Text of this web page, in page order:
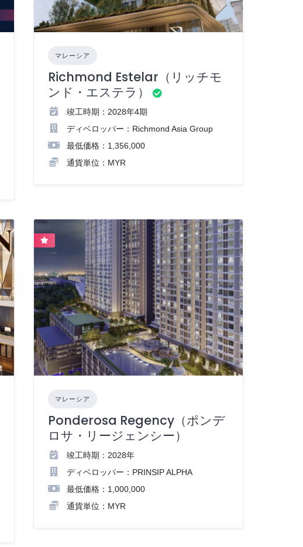
マレーシア
Richmond Estelar（リッチモ
ンド・エステラ）
竣工時期：2028年4期
ディベロッパー：Richmond Asia Group
最低価格：1,356,000
通貨単位：MYR
マレーシア
Ponderosa Regency（ポンデ
ロサ・リージェンシー）
竣工時期：2028年
ディベロッパー：PRINSIP ALPHA
最低価格：1,000,000
通貨単位：MYR